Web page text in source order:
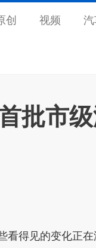
创 视频
批市
得见的变化正在